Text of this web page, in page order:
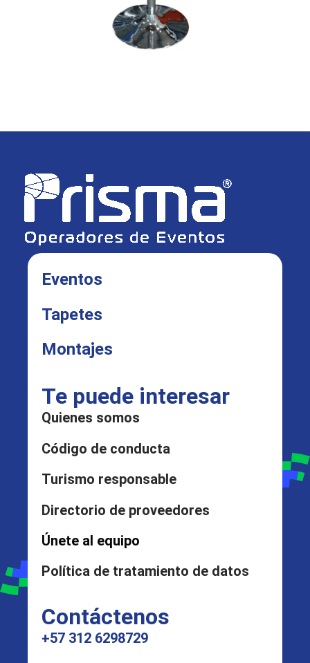
Eventos
Tapetes
Montajes
Te puede interesar
Quienes somos
Código de conducta
Turismo responsable
Directorio de proveedores
Únete al equipo
Política de tratamiento de datos
Contáctenos
+57 312 6298729